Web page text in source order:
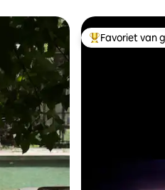
Topfavoriet
Favoriet van